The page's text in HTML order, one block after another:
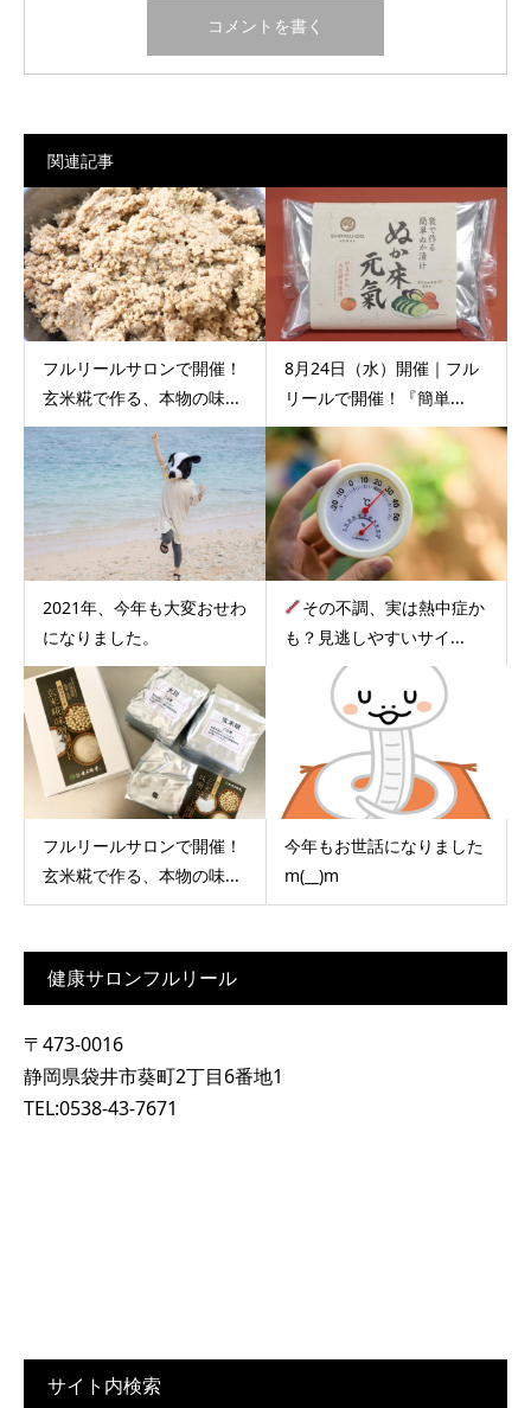
関連記事
フルリールサロンで開催！
玄米糀で作る、本物の味...
8月24日（水）開催｜フル
リールで開催！『簡単...
2021年、今年も大変おせわ
になりました。
その不調、実は熱中症か
も？見逃しやすいサイ...
フルリールサロンで開催！
玄米糀で作る、本物の味...
今年もお世話になりました
m(__)m
健康サロンフルリール
〒473-0016
静岡県袋井市葵町2丁目6番地1
TEL:0538-43-7671
サイト内検索